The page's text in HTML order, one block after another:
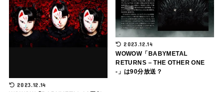
2023.12.14
2023.12.14
WOWOW「BABYMETAL
RETURNS – THE OTHER ONE
-」は90分放送？